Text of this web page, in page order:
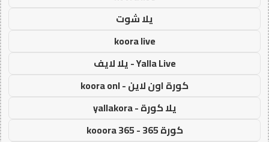
يلا شوت
koora live
Yalla Live - يلا لايف
كورة اون لاين - koora onl
يلا كورة - yallakora
كورة 365 - kooora 365